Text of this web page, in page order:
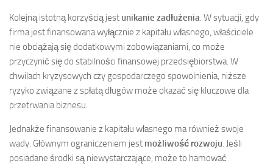
Kolejną istotną korzyścią jest unikanie zadłużenia. W sytuacji, gdy
firma jest finansowana wyłącznie z kapitału własnego, właściciele
nie obciążają się dodatkowymi zobowiązaniami, co może
przyczynić się do stabilności finansowej przedsiębiorstwa. W
chwilach kryzysowych czy gospodarczego spowolnienia, niższe
ryzyko związane z spłatą długów może okazać się kluczowe dla
przetrwania biznesu.
Jednakże finansowanie z kapitału własnego ma również swoje
wady. Głównym ograniczeniem jest możliwość rozwoju. Jeśli
posiadane środki są niewystarczające, może to hamować